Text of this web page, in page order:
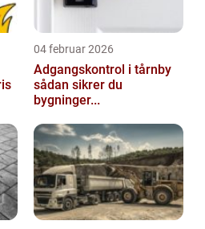
04 februar 2026
Adgangskontrol i tårnby
sådan sikrer du
bygninger...